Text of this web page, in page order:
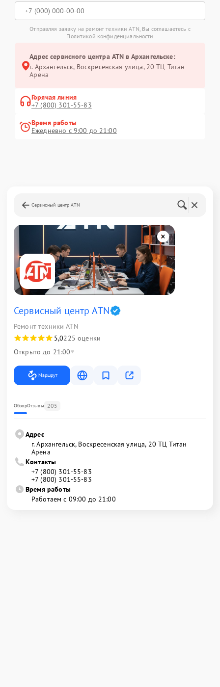
Отправляя заявку на ремонт техники ATN, Вы соглашаетесь с
Политикой конфиденциальности
Адрес сервисного центра ATN в Архангельске:
г. Архангельск, Воскресенская улица, 20 ТЦ Титан
Арена
Горячая линия
+7 (800) 301-55-83
Время работы
Ежедневно с 9:00 до 21:00
Сервисный центр ATN
Сервисный центр ATN
Ремонт техники ATN
5,0225 оценки
Открыто до 21:00
Маршрут
ОбзорОтзывы 205
Адрес
г. Архангельск, Воскресенская улица, 20 ТЦ Титан
Арена
Контакты
+7 (800) 301-55-83
+7 (800) 301-55-83
Время работы
Работаем с 09:00 до 21:00